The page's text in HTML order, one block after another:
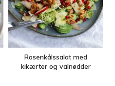
Rosenkålssalat med
kikærter og valnødder